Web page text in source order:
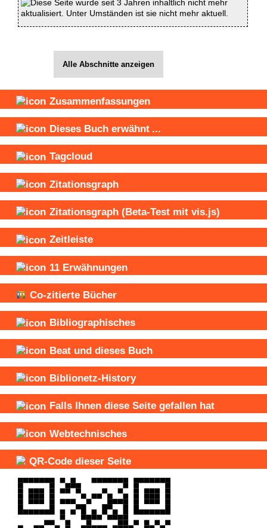
Diese Seite wurde seit 3 Jahren inhaltlich nicht mehr
aktualisiert. Unter Umständen ist sie nicht mehr aktuell.
Alle Abschnitte anzeigen
Zusammenfassungen
Dieses Buch erwähnt ...
Tagcloud
Zitationsgraph
Zitationsgraph (Beta-Test mit vis.js)
Zeitleiste
11 Erwähnungen
Co-zitierte Bücher
Bibliographisches
Beat und dieses Buch
Biblionetz-History
Falls Ihnen diese Seite gefallen hat
Webtechnisches
QR-Code dieser Seite